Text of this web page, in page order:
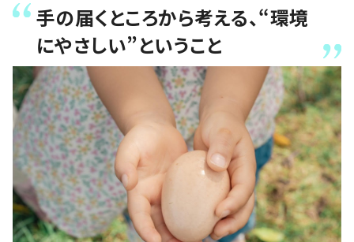
手の届くところから考える、“環境
にやさしい”ということ